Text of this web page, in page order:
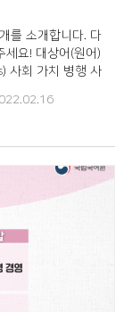
를 소개합니다. 다
세요! 대상어(원어)
사회 가치 병행 사
확진자 발생 시
전파를 막는 정
.